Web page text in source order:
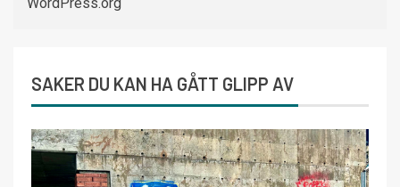
SAKER DU KAN HA GÅTT GLIPP AV